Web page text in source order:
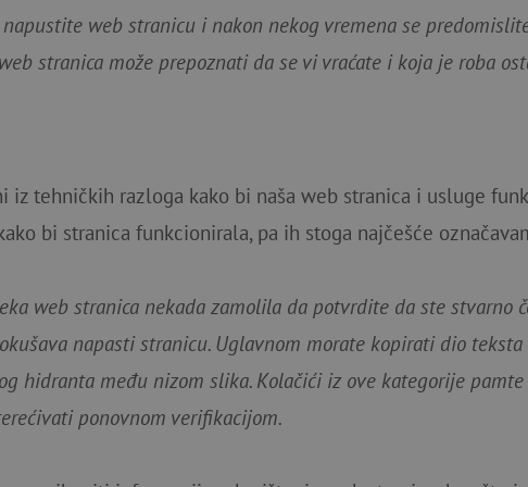
web stranicu i nakon nekog vremena se
stranica može prepoznati da se vi vraćate i koja je roba
iz tehničkih razloga kako bi naša web stranica i usluge
bi stranica funkcionirala, pa ih stoga najčešće
web stranica nekada zamolila da potvrdite da ste stvarno
napasti stranicu. Uglavnom morate kopirati dio
hidranta među nizom slika. Kolačići iz ove kategorije
ponovnom verifikacijom.